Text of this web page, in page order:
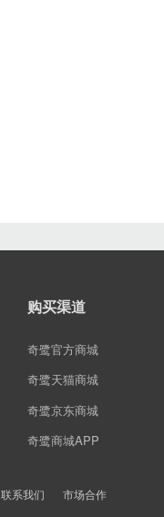
购买渠道
奇鹭官方商城
奇鹭天猫商城
奇鹭京东商城
奇鹭商城APP
联系我们 市场合作